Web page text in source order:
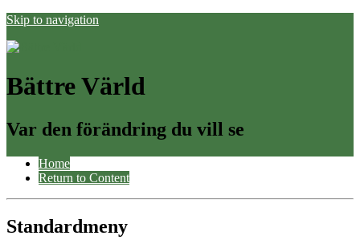
Skip to navigation
Bättre Värld
Var den förändring du vill se
Home
Return to Content
Standardmeny